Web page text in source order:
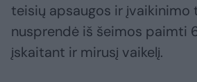
teisių apsaugos ir įvaikinimo
nusprendė iš šeimos paimti
įskaitant ir mirusį vaikelį.